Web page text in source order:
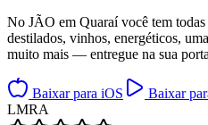
No JÃO em Quaraí você tem todas
destilados, vinhos, energéticos,
muito mais — entregue na sua
Baixar para iOS
Baixar
LMRA